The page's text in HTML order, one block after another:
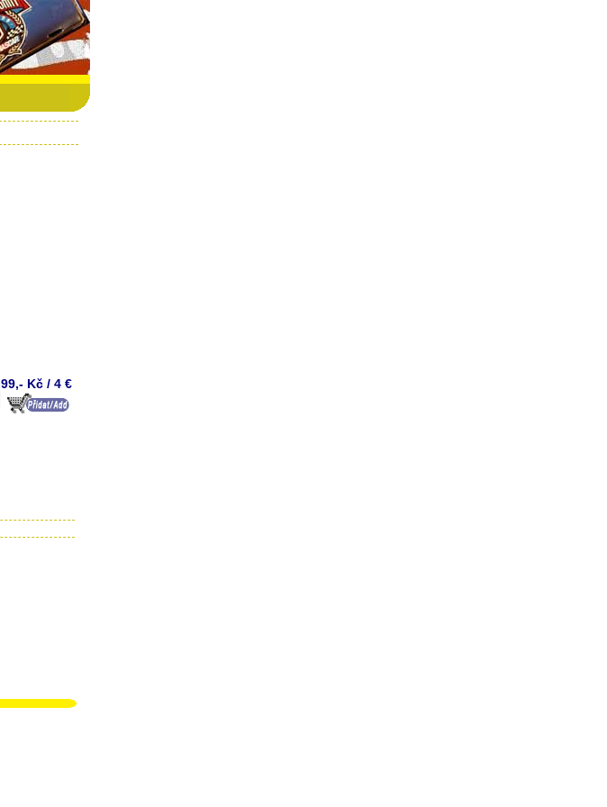
99,- Kč / 4 €